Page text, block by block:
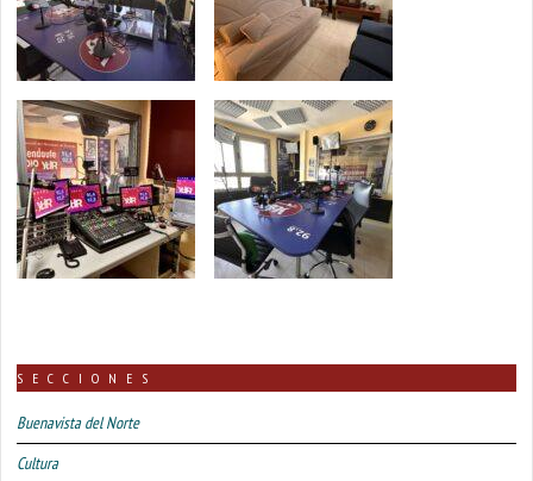
SECCIONES
Buenavista del Norte
Cultura